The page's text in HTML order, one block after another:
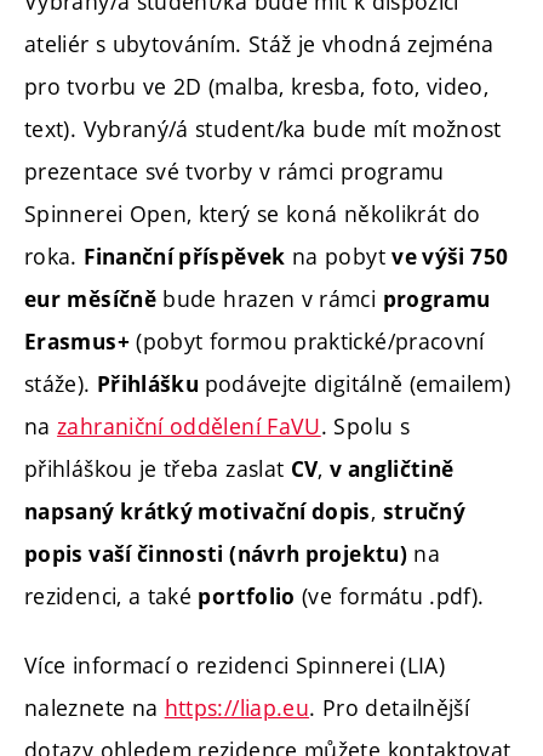
ateliér s ubytováním. Stáž je vhodná zejména
pro tvorbu ve 2D (malba, kresba, foto, video,
text). Vybraný/á student/ka bude mít možnost
prezentace své tvorby v rámci programu
Spinnerei Open, který se koná několikrát do
roka. Finanční příspěvek na pobytve výši 750
eur měsíčně bude hrazen v rámci programu
Erasmus+(pobyt formou praktické/pracovní
stáže). Přihlášku podávejte digitálně (emailem)
nazahraniční oddělení FaVU. Spolu s
přihláškou je třeba zaslat CV,v angličtině
napsaný krátký motivační dopis, stručný
popis vaší činnosti (návrh projektu)na
rezidenci, a také portfolio (ve formátu .pdf).
Více informací o rezidenci Spinnerei (LIA)
naleznete na https://liap.eu. Pro detailnější